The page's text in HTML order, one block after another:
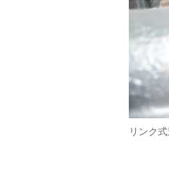
リンク